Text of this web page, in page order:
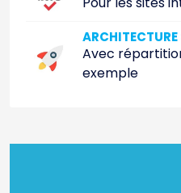
ARCHITECTURE
Avec
exemple